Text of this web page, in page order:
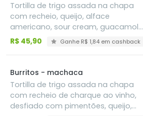
Tortilla de trigo assada na chapa
com recheio, queijo, alface
americano, sour cream, guacamole
e feijão refrito
R$ 45,90 Ganhe R$ 1,84 em cashback
Burritos - machaca
Tortilla de trigo assada na chapa
com recheio de charque ao vinho,
desfiado com pimentões, queijo,